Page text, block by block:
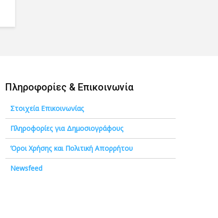
Πληροφορίες & Επικοινωνία
Στοιχεία Επικοινωνίας
Πληροφορίες για Δημοσιογράφους
Όροι Χρήσης και Πολιτική Απορρήτου
Newsfeed